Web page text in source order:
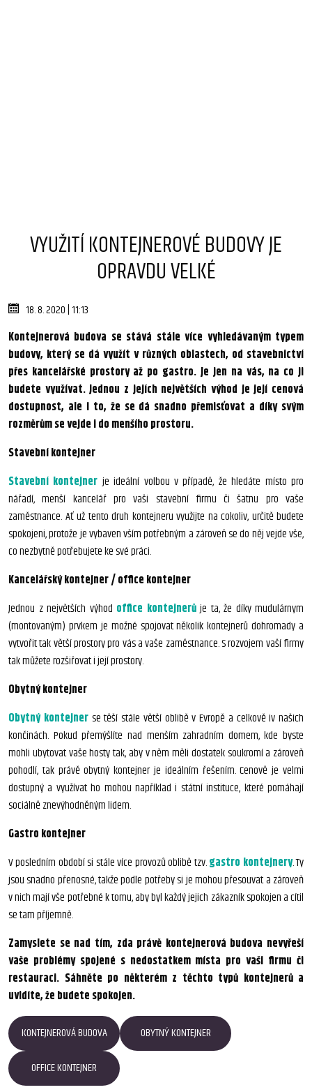
VYUŽITÍ KONTEJNEROVÉ BUDOVY JE
OPRAVDU VELKÉ
18. 8. 2020 | 11:13
Kontejnerová budova se stává stále více vyhledávaným typem
budovy, který se dá využít v různých oblastech, od stavebnictví
přes kancelářské prostory až po gastro. Je jen na vás, na co ji
budete využívat. Jednou z jejích největších výhod je její cenová
dostupnost, ale i to, že se dá snadno přemisťovat a díky svým
rozměrům se vejde i do menšího prostoru.
Stavební kontejner
Stavební kontejner je ideální volbou v případě, že hledáte místo pro
nářadí, menší kancelář pro vaši stavební firmu či šatnu pro vaše
zaměstnance. Ať už tento druh kontejneru využijte na cokoliv, určitě budete
spokojeni, protože je vybaven vším potřebným a zároveň se do něj vejde vše,
co nezbytně potřebujete ke své práci.
Kancelářský kontejner / office kontejner
Jednou z největších výhod office kontejnerůje ta, že díky mudulárnym
(montovaným) prvkem je možné spojovat několik kontejnerů dohromady a
vytvořit tak větší prostory pro vás a vaše zaměstnance. S rozvojem vaší firmy
tak můžete rozšiřovat i její prostory.
Obytný kontejner
Obytný kontejnerse těší stále větší oblibě v Evropě a celkově iv našich
končinách. Pokud přemýšlíte nad menším zahradním domem, kde byste
mohli ubytovat vaše hosty tak, aby v něm měli dostatek soukromí a zároveň
pohodlí, tak právě obytný kontejner je ideálním řešením. Cenově je velmi
dostupný a využívat ho mohou například i státní instituce, které pomáhají
sociálně znevýhodněným lidem.
Gastro kontejner
V posledním období si stále více provozů oblibě tzv.gastro kontejnery. Ty
jsou snadno přenosné, takže podle potřeby si je mohou přesouvat a zároveň
v nich mají vše potřebné k tomu, aby byl každý jejich zákazník spokojen a cítil
se tam příjemně.
Zamyslete se nad tím, zda právě kontejnerová budova nevyřeší
vaše problémy spojené s nedostatkem místa pro vaši firmu či
restauraci. Sáhněte po některém z těchto typů kontejnerů a
uvidíte, že budete spokojen.
KONTEJNEROVÁ BUDOVA
OBYTNÝ KONTEJNER
OFFICE KONTEJNER